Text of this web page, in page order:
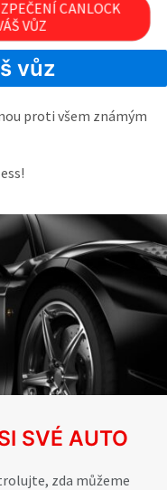
CANLOCK
VŮZ
vůz
proti všem známým
SVÉ AUTO
zda můžeme